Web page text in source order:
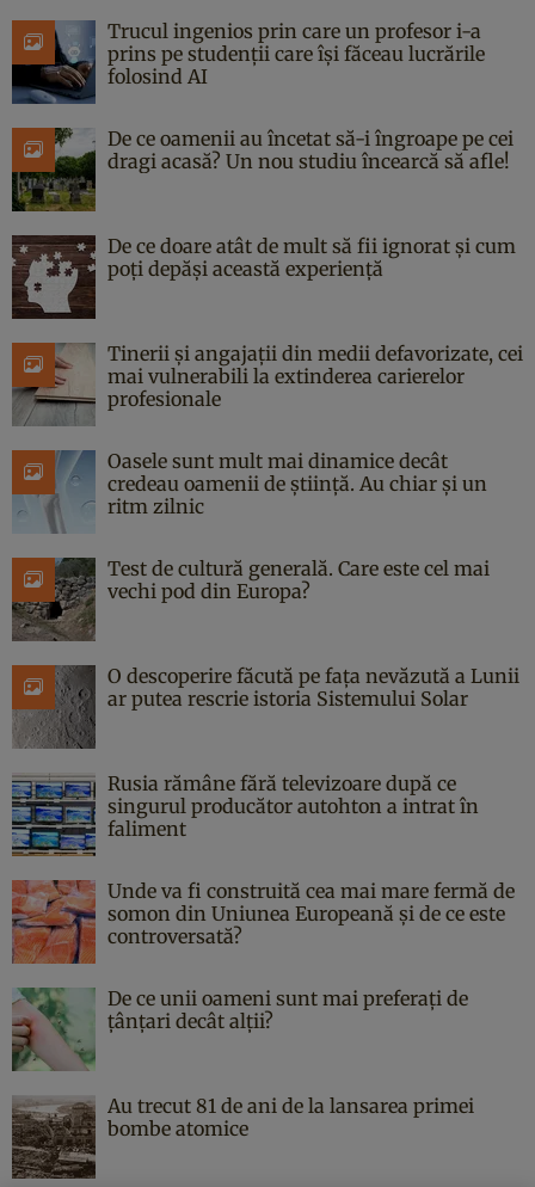
Trucul ingenios prin care un profesor i-a
prins pe studenții care își făceau lucrările
folosind AI
De ce oamenii au încetat să-i îngroape pe cei
dragi acasă? Un nou studiu încearcă să afle!
De ce doare atât de mult să fii ignorat și cum
poți depăși această experiență
Tinerii și angajații din medii defavorizate, cei
mai vulnerabili la extinderea carierelor
profesionale
Oasele sunt mult mai dinamice decât
credeau oamenii de știință. Au chiar și un
ritm zilnic
Test de cultură generală. Care este cel mai
vechi pod din Europa?
O descoperire făcută pe fața nevăzută a Lunii
ar putea rescrie istoria Sistemului Solar
Rusia rămâne fără televizoare după ce
singurul producător autohton a intrat în
faliment
Unde va fi construită cea mai mare fermă de
somon din Uniunea Europeană și de ce este
controversată?
De ce unii oameni sunt mai preferați de
țânțari decât alții?
Au trecut 81 de ani de la lansarea primei
bombe atomice